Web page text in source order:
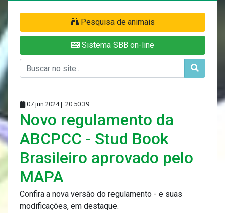
Pesquisa de animais
Sistema SBB on-line
07 jun 2024 | 20:50:39
Novo regulamento da
ABCPCC - Stud Book
Brasileiro aprovado pelo
MAPA
Confira a nova versão do regulamento - e suas
modificações, em destaque.